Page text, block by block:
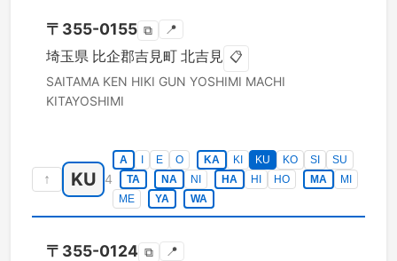
〒 355-0155 ⧉ 📍
埼玉県 比企郡吉見町 北吉見 📋
SAITAMA KEN HIKI GUN YOSHIMI MACHI
KITAYOSHIMI
↑ KU 4
A E O KA KI KU KO SI
SU
TA
NA NI HA HI HO MA
MI
ME
YA WA
〒 355-0124 ⧉ 📍